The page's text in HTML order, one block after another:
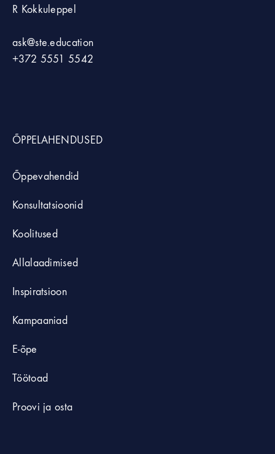
R Kokkuleppel
ask@ste.education
+372 5551 5542
ÕPPELAHENDUSED
Õppevahendid
Konsultatsioonid
Koolitused
Allalaadimised
Inspiratsioon
Kampaaniad
E-õpe
Töötoad
Proovi ja osta